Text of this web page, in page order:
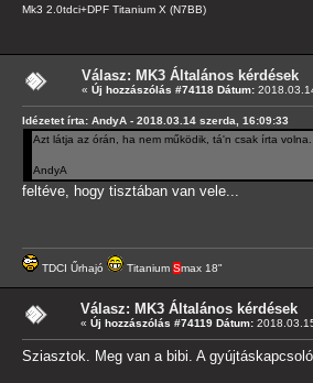
Mk3 2.0tdci+DPF Titanium X (N7BB)
Válasz: MK3 Általános kérdések
« Új hozzászólás #74118 Dátum:
Idézetet írta: AndyA - 2018.03.14 szerda, 16:09:33
Azt látja az órán, ha nem működik, tá'n csak írta volna.
AndyA
feltéve, hogy tisztában van vele...
TDCI Űrhajó Titanium Smax 18"
Válasz: MK3 Általános kérdések
« Új hozzászólás #74119 Dátum:
Sziasztok. Meg van a bibi. A